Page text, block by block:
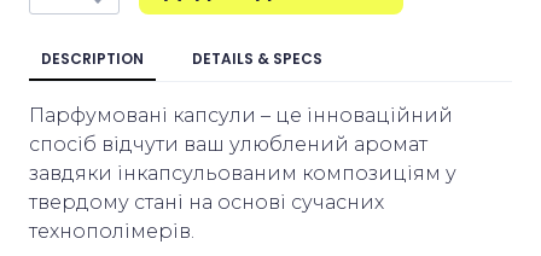
DESCRIPTION DETAILS & SPECS
Парфумовані капсули – це інноваційний
спосіб відчути ваш улюблений аромат
завдяки інкапсульованим композиціям у
твердому стані на основі сучасних
технополімерів.